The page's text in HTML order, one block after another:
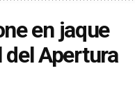
en jaque
del Apertura